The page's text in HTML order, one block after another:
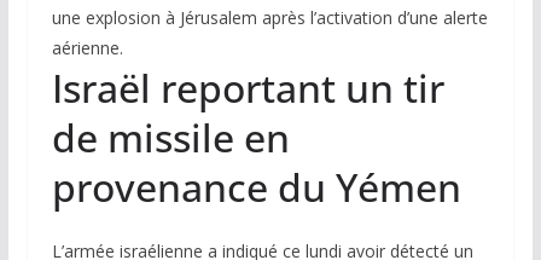
une explosion à Jérusalem après l’activation d’une alerte
aérienne.
Israël reportant un tir
de missile en
provenance du Yémen
L’armée israélienne a indiqué ce lundi avoir détecté un